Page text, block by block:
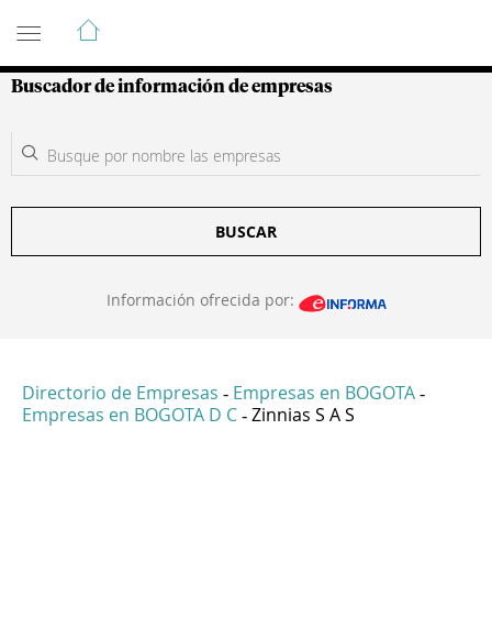
Guía de Empresas Colombianas
Buscador de información de empresas
BUSCAR
Información ofrecida por:
Directorio de Empresas - Empresas en BOGOTA -
Empresas en BOGOTA D C - Zinnias S A S